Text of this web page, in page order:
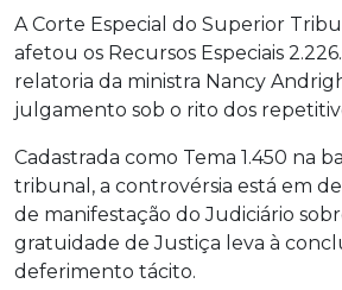
A Corte Especial do Superior
afetou os Recursos Especiais
relatoria da ministra Nancy
julgamento sob o rito dos
Cadastrada como Tema 1.450 na
tribunal, a controvérsia está em
de manifestação do Judiciário
gratuidade de Justiça leva à
deferimento tácito.